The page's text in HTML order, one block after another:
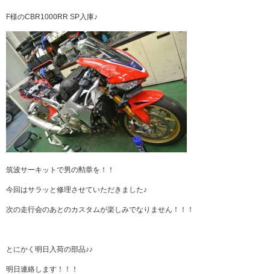
F様のCBR1000RR SP入庫♪
筑波サーキットで男の勲章を！！
今回はサラッと修理させていただきました♪
次の走行会のあとのカスタムが楽しみでなりません！！！
とにかく明日入荷の部品♪♪
明日連絡します！！！